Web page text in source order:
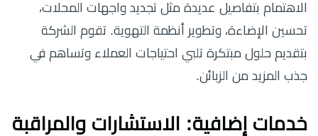
الاهتمام بتفاصيل عديدة مثل تجديد واجهات المحلات،
تحسين الإضاءة، وتطوير أنظمة التهوية. تقوم الشركة
بتقديم حلول مبتكرة تلبي احتياجات العملاء وتساهم في
جذب المزيد من الزبائن.
خدمات إضافية: الاستشارات والمراقبة